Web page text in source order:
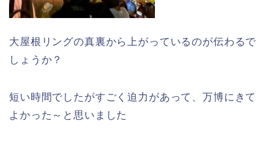
大屋根リングの真裏から上がっているのが伝わるで
しょうか？
短い時間でしたがすごく迫力があって、万博にきて
よかった～と思いました